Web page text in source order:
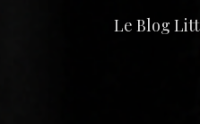
Le Blog